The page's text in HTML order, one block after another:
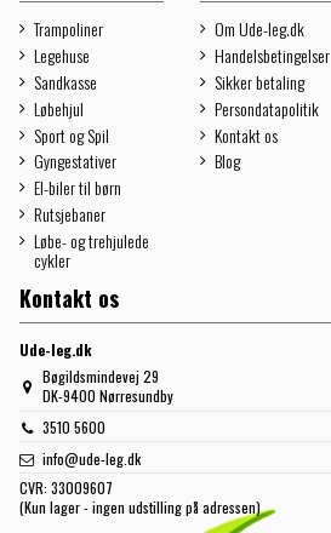
Trampoliner
Legehuse
Sandkasse
Løbehjul
Sport og Spil
Gyngestativer
El-biler til børn
Rutsjebaner
Løbe- og trehjulede
cykler
Om Ude-leg.dk
Handelsbetingelser
Sikker betaling
Persondatapolitik
Kontakt os
Blog
Kontakt os
Ude-leg.dk
Bøgildsmindevej 29
DK-9400 Nørresundby
3510 5600
info@ude-leg.dk
CVR: 33009607
(Kun lager - ingen udstilling på adressen)